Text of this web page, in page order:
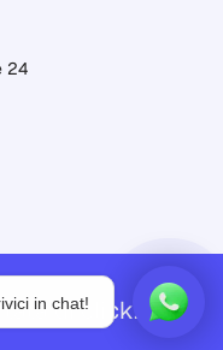
24
di click.
in chat!